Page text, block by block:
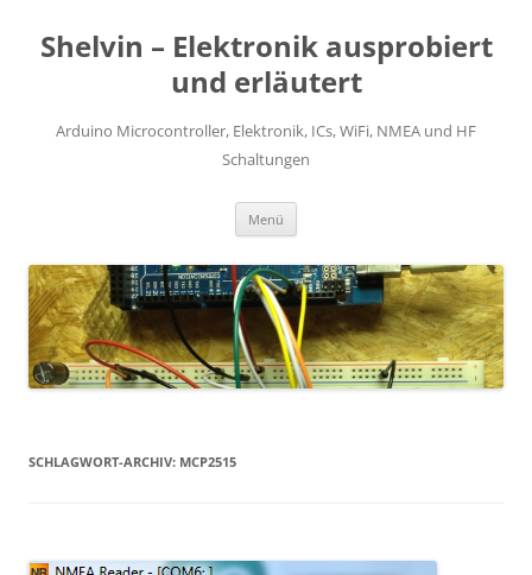
springen
Shelvin – Elektronik ausprobiert
und erläutert
Arduino Microcontroller, Elektronik, ICs, WiFi, NMEA und HF
Schaltungen
Menü
SCHLAGWORT-ARCHIV: MCP2515